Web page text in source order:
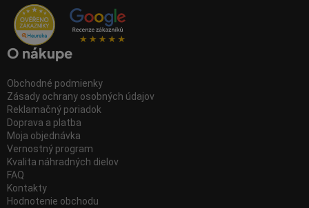
O nákupe
Obchodné podmienky
Zásady ochrany osobných údajov
Reklamačný poriadok
Doprava a platba
Moja objednávka
Vernostný program
Kvalita náhradných dielov
FAQ
Kontakty
Hodnotenie obchodu